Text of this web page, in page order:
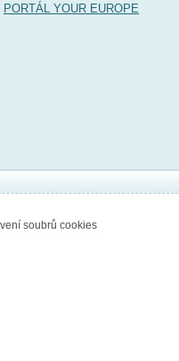
PORTÁL YOUR EUROPE
soubrů cookies